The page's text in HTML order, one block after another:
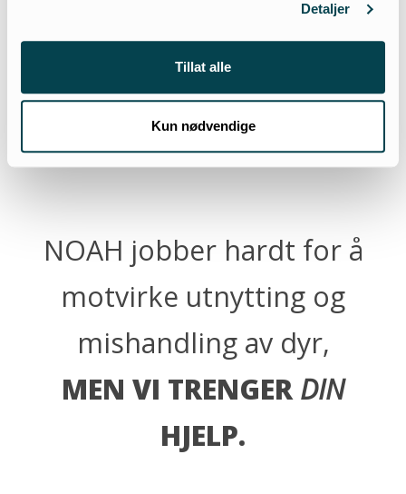
Detaljer
Tillat alle
Kun nødvendigeFoto: Tommy Solberg
NOAH jobber hardt for å
motvirke utnytting og
mishandling av dyr,
MEN VI TRENGERDIN
HJELP.